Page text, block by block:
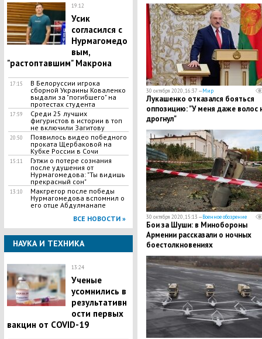
19:12
Усик
согласился с
Нурмагомедо
вым,
"растоптавшим" Макрона
17:15
В Белоруссии игрока
сборной Украины Коваленко
выдали за "погибшего" на
протестах студента
17:59
Среди 25 лучших
фигуристов в истории в топ
не включили Загитову
20:50
Появилось видео победного
проката Щербаковой на
Кубке России в Сочи
15:11
Гэтжи о потере сознания
после удушения от
Нурмагомедова: "Ты видишь
прекрасный сон"
13:10
Макгрегор после победы
Нурмагомедова вспомнил о
его отце Абдулманапе
ВСЕ НОВОСТИ »
НАУКА И ТЕХНИКА
13:24
Ученые
усомнились в
результативн
ости первых
вакцин от COVID-19
30 октября 2020, 16:37 —Мир
Лукашенко отказался бояться
оппозицию: "У меня даже волос
дрогнул"
30 октября 2020, 15:13 —Военное обозрение
​Бои за Шуши: в Минобороны
Армении рассказали о ночных
боестолкновениях